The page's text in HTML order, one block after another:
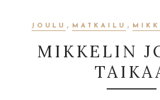
JOULU , MATKAILU ,
MIKKELIN